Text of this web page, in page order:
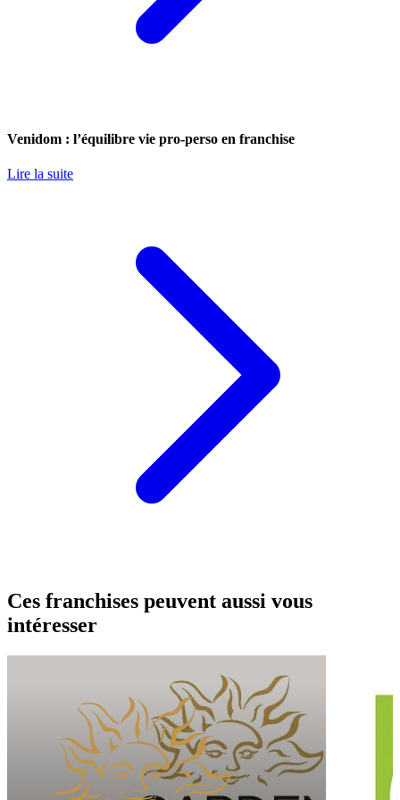
Venidom : l’équilibre vie pro-perso en franchise
Lire la suite
Ces franchises peuvent aussi vous
intéresser